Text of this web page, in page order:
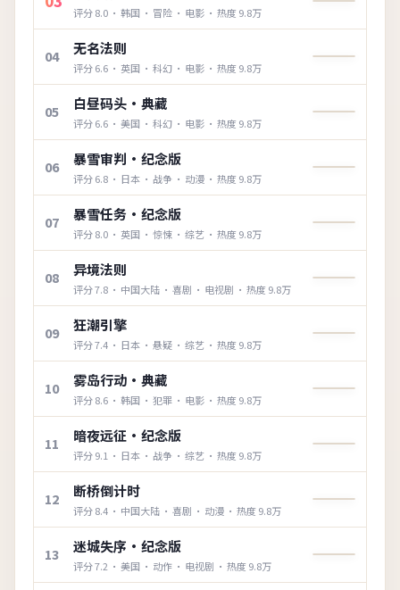
评分8.0 · 韩国 · 冒险 · 电影 · 热度9.8万
04 无名法则
评分6.6 · 英国 · 科幻 · 电影 · 热度9.8万
05 白昼码头·典藏
评分6.6 · 美国 · 科幻 · 电影 · 热度9.8万
06 暴雪审判·纪念版
评分6.8 · 日本 · 战争 · 动漫 · 热度9.8万
07 暴雪任务·纪念版
评分8.0 · 英国 · 惊悚 · 综艺 · 热度9.8万
08 异境法则
评分7.8 · 中国大陆 · 喜剧 · 电视剧 · 热度9.8万
09 狂潮引擎
评分7.4 · 日本 · 悬疑 · 综艺 · 热度9.8万
10 雾岛行动·典藏
评分8.6 · 韩国 · 犯罪 · 电影 · 热度9.8万
11 暗夜远征·纪念版
评分9.1 · 日本 · 战争 · 综艺 · 热度9.8万
12 断桥倒计时
评分8.4 · 中国大陆 · 喜剧 · 动漫 · 热度9.8万
13 迷城失序·纪念版
评分7.2 · 美国 · 动作 · 电视剧 · 热度9.8万